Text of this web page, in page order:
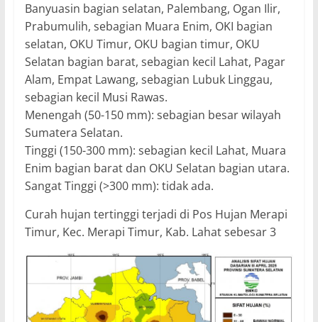
Banyuasin bagian selatan, Palembang, Ogan Ilir,
Prabumulih, sebagian Muara Enim, OKI bagian
selatan, OKU Timur, OKU bagian timur, OKU
Selatan bagian barat, sebagian kecil Lahat, Pagar
Alam, Empat Lawang, sebagian Lubuk Linggau,
sebagian kecil Musi Rawas.
Menengah (50-150 mm): sebagian besar wilayah
Sumatera Selatan.
Tinggi (150-300 mm): sebagian kecil Lahat, Muara
Enim bagian barat dan OKU Selatan bagian utara.
Sangat Tinggi (>300 mm): tidak ada.
Curah hujan tertinggi terjadi di Pos Hujan Merapi
Timur, Kec. Merapi Timur, Kab. Lahat sebesar 3